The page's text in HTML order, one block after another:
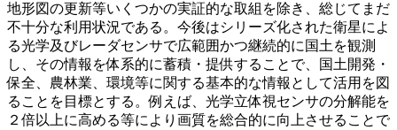
地形図の更新等いくつかの実証的な取組を除き、総じてまだ
不十分な利用状況である。今後はシリーズ化された衛星によ
る光学及びレーダセンサで広範囲かつ継続的に国土を観測
し、その情報を体系的に蓄積・提供することで、国土開発・
保全、農林業、環境等に関する基本的な情報として活用を図
ることを目標とする。例えば、光学立体視センサの分解能を
２倍以上に高める等により画質を総合的に向上させることで